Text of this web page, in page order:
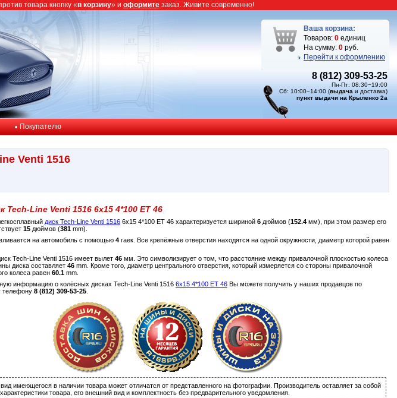
Ваша корзина:
Товаров: 0 единиц
На сумму: 0 руб.
Перейти к оформлению
8 (812) 309-53-25
Пн-Пт: 08:30−19:00
Сб: 10:00−14:00 (выдача и доставка)
пункт выдачи на Крыленко 2а
Покупателю
Venti 1516
Tech-Line Venti 1516 6x15 4*100 ET 46
диск Tech-Line Venti 1516 6x15 4*100 ET 46 характеризуется шириной 6 дюймов (152.4 мм), при этом размер его
15 дюймов (381 mm).
на автомобиль с помощью 4 гаек. Все крепёжные отверстия находятся на одной окружности, диаметр которой равен
Tech-Line Venti 1516 имеет вылет 46 мм. Это символизирует о том, что расстояние между привалочной плоскостью колеса
диска составляет 46 mm. Кроме того, диаметр центрального отверстия, который измеряется со стороны привалочной
колеса равен 60.1 mm.
информацию о колёсных дисках Tech-Line Venti 1516 6x15 4*100 ET 46 Вы можете получить у наших продавцов по
телефону 8 (812) 309-53-25
имеющегося в наличии товара может отличатся от представленного на фотографии. Производитель оставляет за собой
товара, его внешний вид и комплектность без предварительного уведомления.
товара кнопку «в корзину» и оформите заказ. Живите современно!